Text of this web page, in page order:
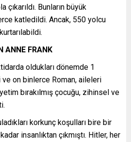
Bunların büyük
katledildi. Ancak, 550 yolcu
ANNE FRANK
oldukları dönemde 1
on binlerce Roman, aileleri
bırakılmış çocuğu, zihinsel ve
korkunç koşulları bire bir
insanlıktan çıkmıştı. Hitler, her